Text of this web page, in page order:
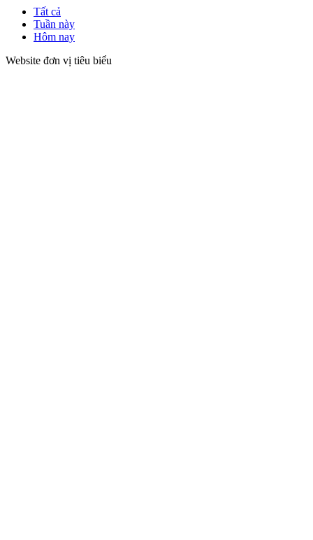
Tất cả
Tuần này
Hôm nay
Website đơn vị tiêu biểu